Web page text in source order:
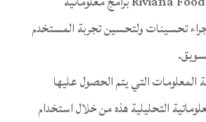
تحسينات ولتحسين تجربة المستخدم
المعلومات التي يتم الحصول عليها
التحليلية هذه من خلال استخدام